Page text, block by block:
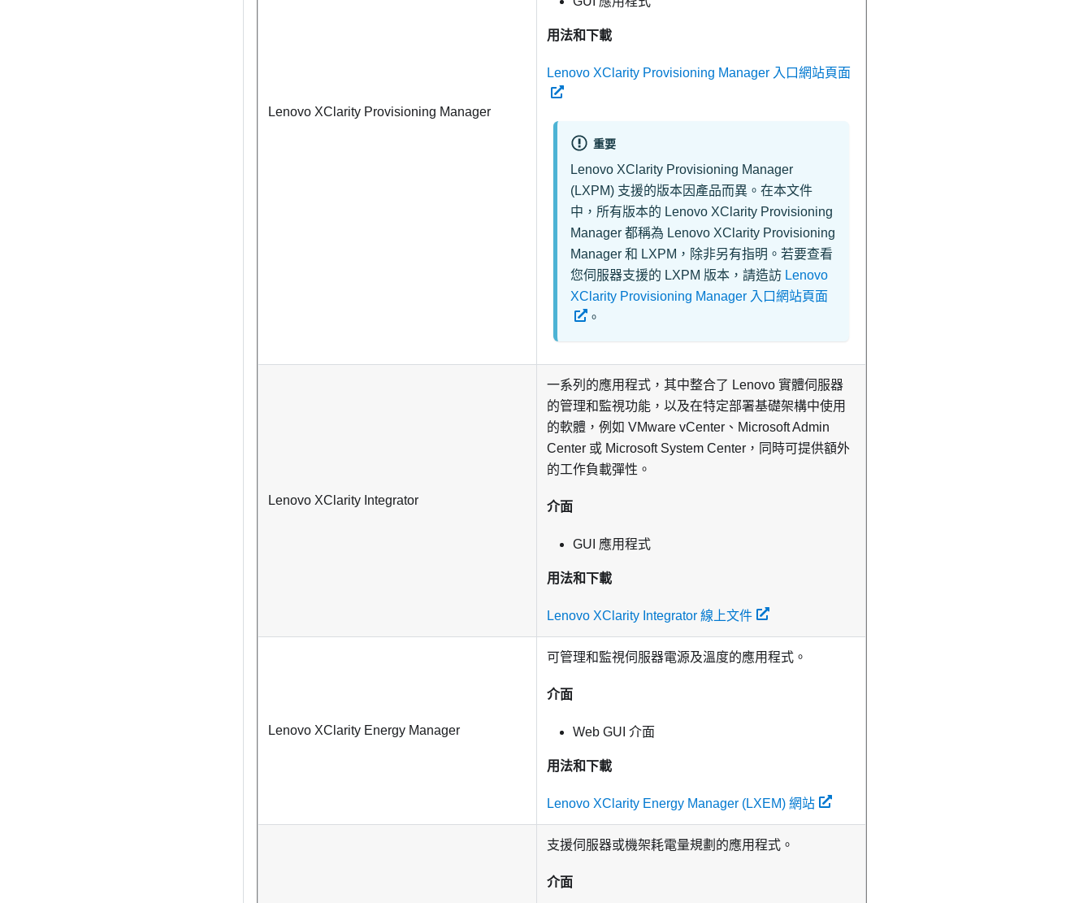
Lenovo XClarity Provisioning Manager
用法和下載
Lenovo XClarity Provisioning Manager 入口網站頁面
重要
Lenovo XClarity Provisioning Manager
(LXPM) 支援的版本因產品而異。在本文件
中，所有版本的 Lenovo XClarity Provisioning
Manager 都稱為 Lenovo XClarity Provisioning
Manager 和 LXPM ，除非另有指明。若要查看
您伺服器支援的 LXPM 版本，請造訪 Lenovo
XClarity Provisioning Manager 入口網站頁面
。
Lenovo XClarity Integrator
一系列的應用程式，其中整合了 Lenovo 實體伺服器
的管理和監視功能，以及在特定部署基礎架構中使用
的軟體，例如 VMware vCenter、Microsoft Admin
Center 或 Microsoft System Center，同時可提供額外
的工作負載彈性。
介面
GUI 應用程式
用法和下載
Lenovo XClarity Integrator 線上文件
Lenovo XClarity Energy Manager
可管理和監視伺服器電源及溫度的應用程式。
介面
Web GUI 介面
用法和下載
Lenovo XClarity Energy Manager (LXEM) 網站
支援伺服器或機架耗電量規劃的應用程式。
介面